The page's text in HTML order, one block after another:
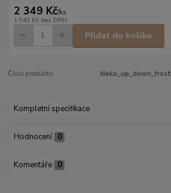
2 349 Kč/ks
1 941 Kč bez DPH
Přidat do košíku
Číslo produktu: Neko_up_down_frost
Kompletní specifikace
Hodnocení 0
Komentáře 0